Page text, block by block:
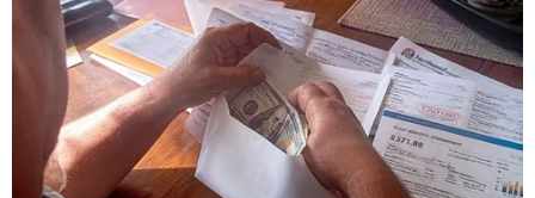
EU gia hạn trừng phạt kinh tế đối với Syria
thêm một năm